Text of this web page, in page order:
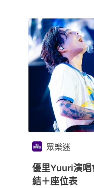
眾樂迷
優里Yuuri演
結＋座位表